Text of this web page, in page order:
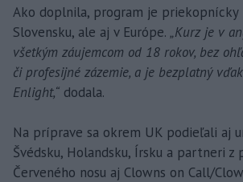
Ako doplnila, program je priekopnícky
Slovensku, ale aj v Európe. „Kurz je v
všetkým záujemcom od 18 rokov, bez
či profesijné zázemie, a je bezplatný
Enlight,“ dodala.
Na príprave sa okrem UK podieľali aj
Švédsku, Holandsku, Írsku a partneri z
Červeného nosu aj Clowns on Call/